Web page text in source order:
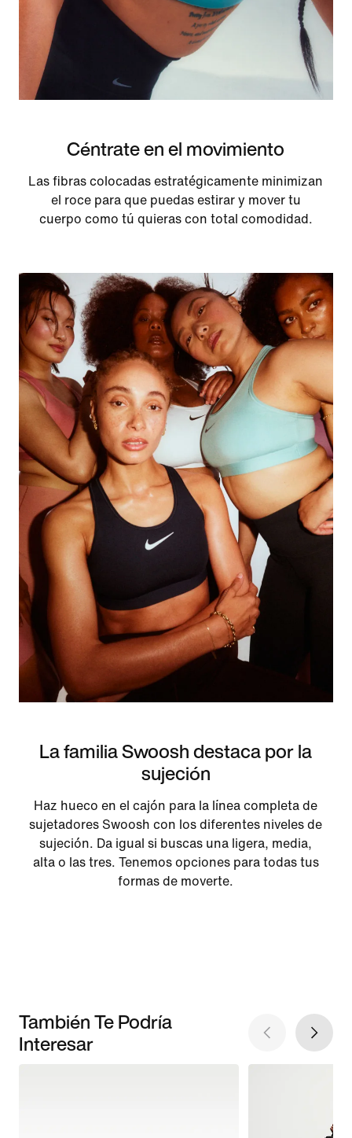
Céntrate en el movimiento
Las fibras colocadas estratégicamente minimizan
el roce para que puedas estirar y mover tu
cuerpo como tú quieras con total comodidad.
La familia Swoosh destaca por la
sujeción
Haz hueco en el cajón para la línea completa de
sujetadores Swoosh con los diferentes niveles de
sujeción. Da igual si buscas una ligera, media,
alta o las tres. Tenemos opciones para todas tus
formas de moverte.
También Te Podría
Interesar